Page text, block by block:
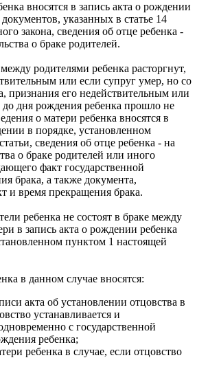
вносятся в запись акта о рождении
указанных в статье 14
закона, сведения об отце ребенка -
о браке родителей.
родителями ребенка расторгнут,
или если супруг умер, но со
признания его недействительным или
до дня рождения ребенка прошло не
о матери ребенка вносятся в
в порядке, установленном
сведения об отце ребенка - на
о браке родителей или иного
факт государственной
брака, а также документа,
и время прекращения брака.
ребенка не состоят в браке между
в запись акта о рождении ребенка
пунктом 1 настоящей
в данном случае вносятся:
акта об установлении отцовства в
устанавливается и
с государственной
ребенка;
ребенка в случае, если отцовство